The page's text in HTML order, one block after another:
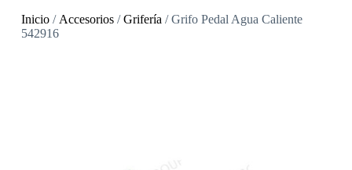
Inicio/ Accesorios/Grifería / Grifo Pedal Agua Caliente
542916